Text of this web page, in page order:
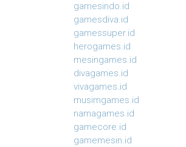
gamesindo.id
gamesdiva.id
gamessuper.id
herogames.id
mesingames.id
divagames.id
vivagames.id
musimgames.id
namagames.id
gamecore.id
gamemesin.id